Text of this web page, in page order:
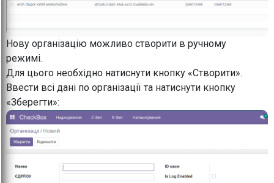
Нову організацію можливо створити в ручному
режимі.
Для цього необхідно натиснути кнопку «Створити».
Ввести всі дані по організації та натиснути кнопку
«Зберегти»: